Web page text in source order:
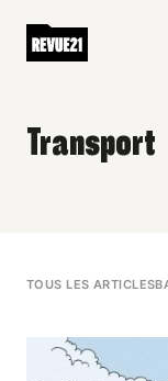
Transport
TOUS LES ARTICLES